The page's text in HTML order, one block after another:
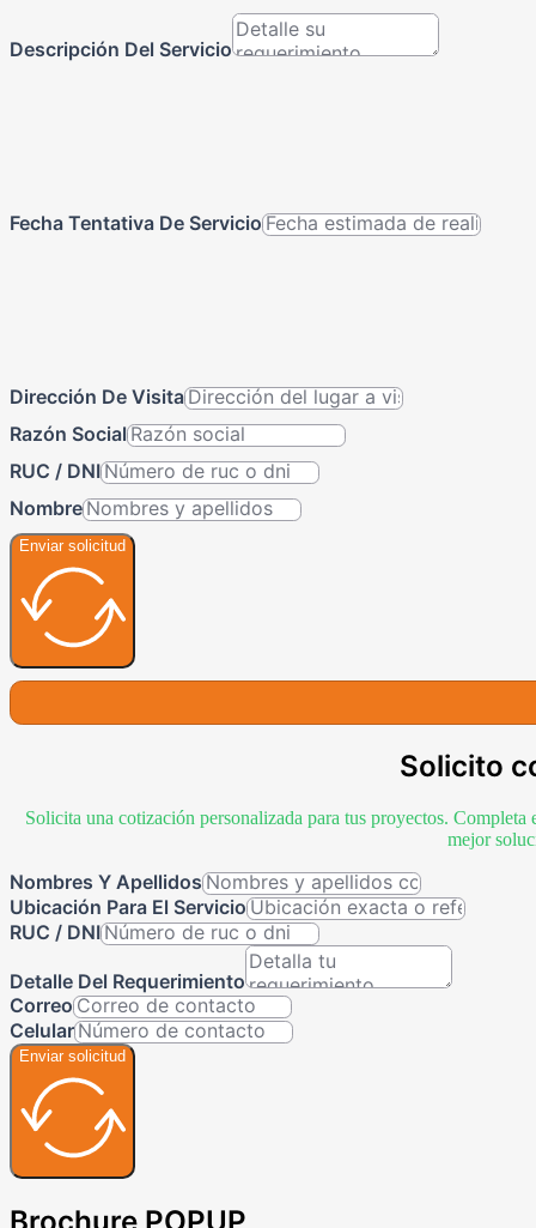
Descripción Del Servicio
Fecha Tentativa De Servicio
Dirección De Visita
Razón Social
RUC / DNI
Nombre
Enviar solicitud
Solicito
Solicita una cotización personalizada para tus proyectos.
mejor
Nombres Y Apellidos
Ubicación Para El Servicio
RUC / DNI
Detalle Del Requerimiento
Correo
Celular
Enviar solicitud
Brochure POPUP